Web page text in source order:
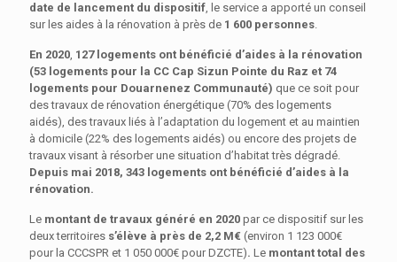
date de lancement du dispositif, le service a apporté un conseil
sur les aides à la rénovation à près de 1 600 personnes.
En 2020, 127 logements ont bénéficié d’aides à la rénovation
(53 logements pour la CC Cap Sizun Pointe du Raz et 74
logements pour Douarnenez Communauté) que ce soit pour
des travaux de rénovation énergétique (70% des logements
aidés), des travaux liés à l’adaptation du logement et au maintien
à domicile (22% des logements aidés) ou encore des projets de
travaux visant à résorber une situation d’habitat très dégradé.
Depuis mai 2018, 343 logements ont bénéficié d’aides à la
rénovation.
Le montant de travaux généré en 2020 par ce dispositif sur les
deux territoires s’élève à près de 2,2 M€ (environ 1 123 000€
pour la CCCSPR et 1 050 000€ pour DZCTE). Le montant total des